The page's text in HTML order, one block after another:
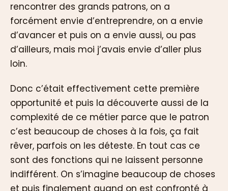
rencontrer des grands patrons, on a
forcément envie d’entreprendre, on a envie
d’avancer et puis on a envie aussi, ou pas
d’ailleurs, mais moi j’avais envie d’aller plus
loin.
Donc c’était effectivement cette première
opportunité et puis la découverte aussi de la
complexité de ce métier parce que le patron
c’est beaucoup de choses à la fois, ça fait
rêver, parfois on les déteste. En tout cas ce
sont des fonctions qui ne laissent personne
indifférent. On s’imagine beaucoup de choses
et puis finalement quand on est confronté à